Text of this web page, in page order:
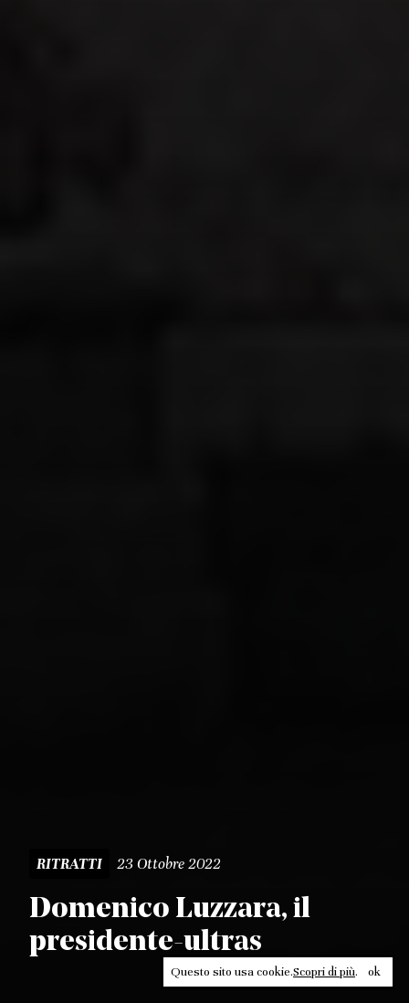
RITRATTI 23 Ottobre 2022
Domenico Luzzara, il
presidente-ultras
Questo sito usa cookie.Scopri di più. ok